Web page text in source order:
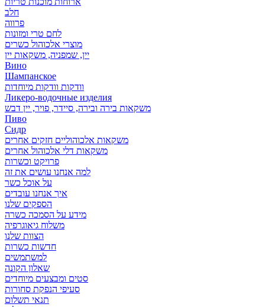
חלב
פרווה
לחם טרי ומזונות
מוצרי אלכוהול כשרים
יין, שמפניה, משקאות יין
Вино
Шампанское
וודקות וודקות מיוחדות
Ликеро-водочные изделия
משקאות בירה ובירה, סיידר, פויר, יין דבש
Пиво
Сидр
משקאות אלכוהוליים חזקים אחרים
משקאות דלי אלכוהול אחרים
פרויקט וכשרות
למה אנחנו עושים את זה
על אוכל כשר
איך אנחנו עובדים
הספקים שלנו
מידע על הסמכה כשרה
משלוח גיאוגרפיה
הצוות שלנו
חדשות כשרות
למשתמשים
שאלון הקונה
סטים ומבצעים מיוחדים
סעיפי הנפקת סחורות
תנאי תשלום